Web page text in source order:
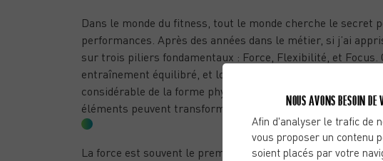
Dans le monde du fitness, tout le monde cherche le secret
performances. Après des années dans le métier, si j’ai
sur trois piliers fondamentaux : Force, Flexibilité, et Focus.
entraînement équilibré, et lorsque harmonieusement
considérable de la forme physique, de la santé et du bien-
éléments peuvent transformer vos routines d’entraînement.
FORCE : LE PILIER DU POUVOIR
La force est souvent le premier aspect auquel on pense
NOUS AVONS BESOIN DE
Afin d'analyser le trafic de
vous proposer un contenu
soient placés par votre